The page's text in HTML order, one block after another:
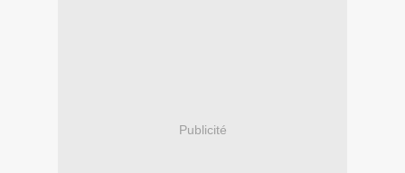
Publicité